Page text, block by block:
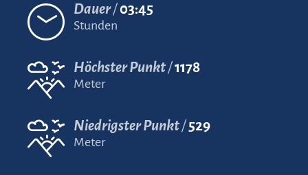
Dauer 03:45
Stunden
Höchster Punkt 1178
Meter
Niedrigster Punkt 529
Meter